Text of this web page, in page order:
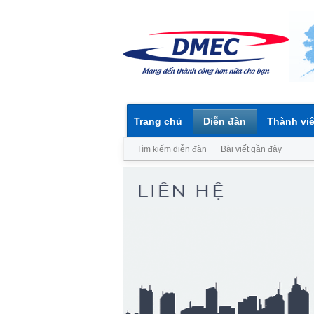
Trang chủ Diễn đàn
Tìm kiếm diễn đàn Bài viết gần đây
Thành